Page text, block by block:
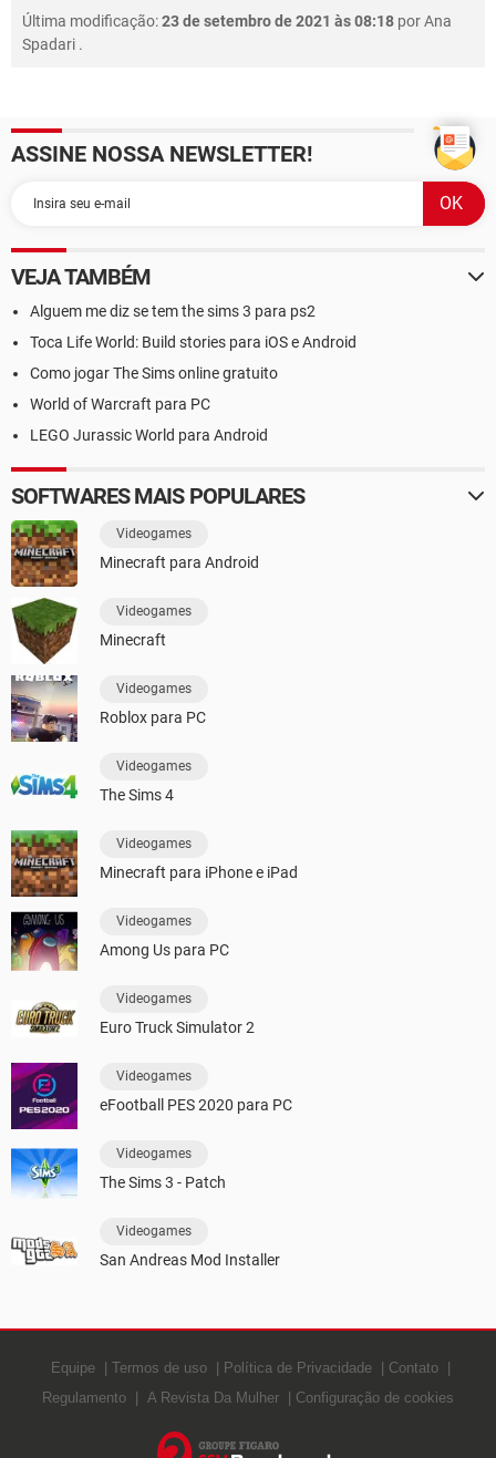
Última modificação:23 de setembro de 2021 às 08:18 porAna
Spadari .
ASSINE NOSSA NEWSLETTER!
VEJA TAMBÉM
Alguem me diz se tem the sims 3 para ps2
Toca Life World: Build stories para iOS e Android
Como jogar The Sims online gratuito
World of Warcraft para PC
LEGO Jurassic World para Android
SOFTWARES MAIS POPULARES
Videogames
Minecraft para Android
Videogames
Minecraft
Videogames
Roblox para PC
Videogames
The Sims 4
Videogames
Minecraft para iPhone e iPad
Videogames
Among Us para PC
Videogames
Euro Truck Simulator 2
Videogames
eFootball PES 2020 para PC
Videogames
The Sims 3 - Patch
Videogames
San Andreas Mod Installer
Equipe Termos de uso Política de Privacidade
Contato
Regulamento
A Revista Da Mulher Configuração de cookies